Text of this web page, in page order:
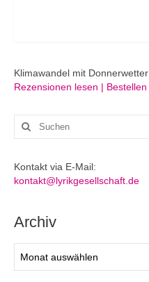
Klimawandel mit Donnerwetter
Rezensionen lesen | Bestellen
Suchen
nach:
Kontakt via E-Mail:
kontakt@lyrikgesellschaft.de
Archiv